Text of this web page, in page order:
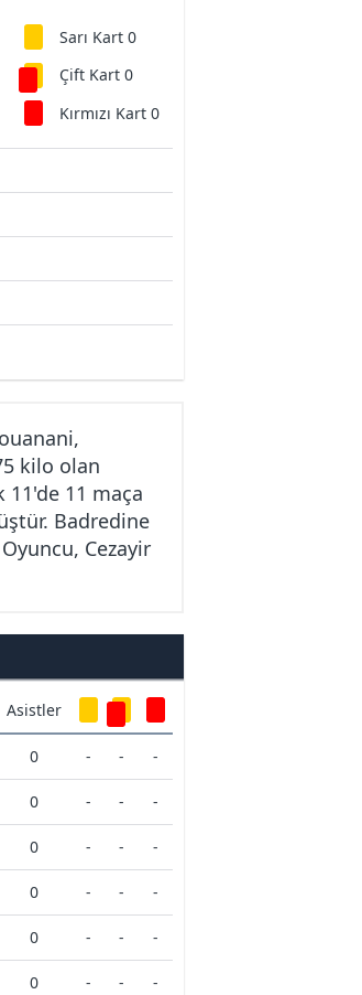
Sarı Kart 0
Çift Kart 0
Kırmızı Kart 0
kilo olan
11'de 11 maça
Badredine
Cezayir
Asistler
0 - - -
0 - - -
0 - - -
0 - - -
0 - - -
0 - - -